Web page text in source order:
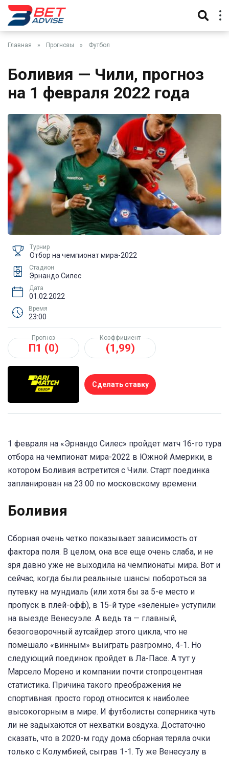
Главная » Прогнозы » Футбол
Боливия — Чили, прогноз
на 1 февраля 2022 года
Турнир
Отбор на чемпионат мира-2022
Стадион
Эрнандо Силес
Дата
01.02.2022
Время
23:00
Прогноз
П1 (0)
Коэффициент
(1,99)
Сделать ставку
1 февраля на «Эрнандо Силес» пройдет матч 16-го тура
отбора на чемпионат мира-2022 в Южной Америки, в
котором Боливия встретится с Чили. Старт поединка
запланирован на 23:00 по московскому времени.
Боливия
Сборная очень четко показывает зависимость от
фактора поля. В целом, она все еще очень слаба, и не
зря давно уже не выходила на чемпионаты мира. Вот и
сейчас, когда были реальные шансы побороться за
путевку на мундиаль (или хотя бы за 5-е место и
пропуск в плей-офф), в 15-й туре «зеленые» уступили
на выезде Венесуэле. А ведь та — главный,
безоговорочный аутсайдер этого цикла, что не
помешало «винным» выиграть разгромно, 4-1. Но
следующий поединок пройдет в Ла-Пасе. А тут у
Марсело Морено и компании почти стопроцентная
статистика. Причина такого преображения не
спортивная: просто город относится к наиболее
высокогорным в мире. И футболисты соперника чуть
ли не задыхаются от нехватки воздуха. Достаточно
сказать, что в 2020-м году дома сборная теряла очки
только с Колумбией, сыграв 1-1. Ту же Венесуэлу в